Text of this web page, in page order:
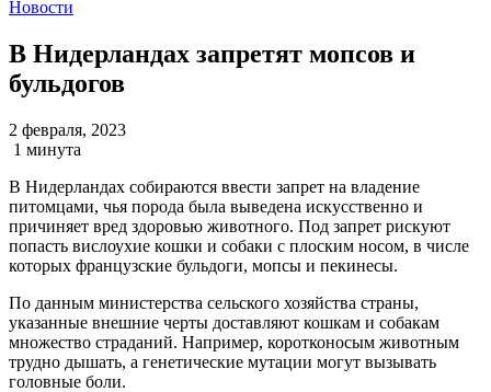
Новости
В Нидерландах запретят мопсов и
бульдогов
2 февраля, 2023
1 минута
В Нидерландах собираются ввести запрет на владение
питомцами, чья порода была выведена искусственно и
причиняет вред здоровью животного. Под запрет рискуют
попасть вислоухие кошки и собаки с плоским носом, в числе
которых французские бульдоги, мопсы и пекинесы.
По данным министерства сельского хозяйства страны,
указанные внешние черты доставляют кошкам и собакам
множество страданий. Например, коротконосым животным
трудно дышать, а генетические мутации могут вызывать
головные боли.